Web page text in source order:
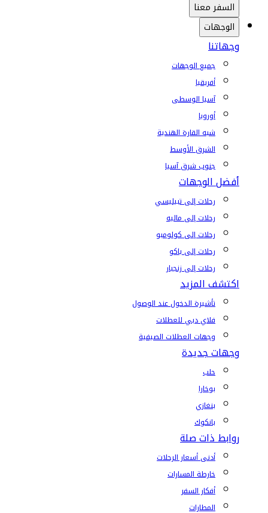
السفر معنا
الوجهات
وجهاتنا
جميع الوجهات
أفريقيا
آسيا الوسطى
أوروبا
شبه القارة الهندية
الشرق الأوسط
جنوب شرق آسيا
أفضل الوجهات
رحلات إلى تبيليسي
رحلات إلى ماليه
رحلات إلى كولومبو
رحلات إلى باكو
رحلات إلى زنجبار
اكتشف المزيد
تأشيرة الدخول عند الوصول
فلاي دبي للعطلات
وجهات العطلات الصيفية
وجهات جديدة
حلب
بوخارا
بنغازي
بانكوك
روابط ذات صلة
أدنى أسعار الرحلات
خارطة المسارات
أفكار السفر
المطارات